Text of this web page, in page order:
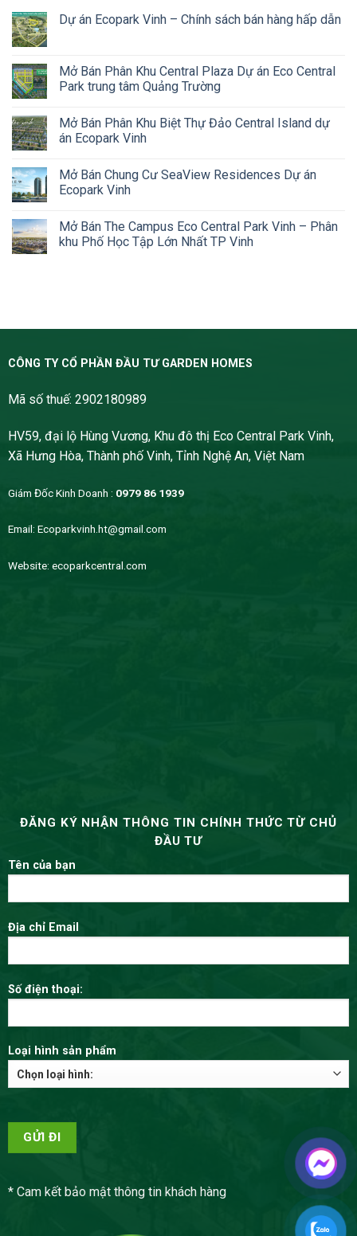
Dự án Ecopark Vinh – Chính sách bán hàng hấp dẫn
Mở Bán Phân Khu Central Plaza Dự án Eco Central
Park trung tâm Quảng Trường
Mở Bán Phân Khu Biệt Thự Đảo Central Island dự
án Ecopark Vinh
Mở Bán Chung Cư SeaView Residences Dự án
Ecopark Vinh
Mở Bán The Campus Eco Central Park Vinh – Phân
khu Phố Học Tập Lớn Nhất TP Vinh
CÔNG TY CỔ PHẦN ĐẦU TƯ GARDEN HOMES
Mã số thuế: 2902180989
HV59, đại lộ Hùng Vương, Khu đô thị Eco Central Park Vinh,
Xã Hưng Hòa, Thành phố Vinh, Tỉnh Nghệ An, Việt Nam
Giám Đốc Kinh Doanh : 0979 86 1939
Email: Ecoparkvinh.ht@gmail.com
Website: ecoparkcentral.com
ĐĂNG KÝ NHẬN THÔNG TIN CHÍNH THỨC TỪ CHỦ
ĐẦU TƯ
Tên của bạn
Địa chỉ Email
Số điện thoại:
Loại hình sản phẩm
* Cam kết bảo mật thông tin khách hàng